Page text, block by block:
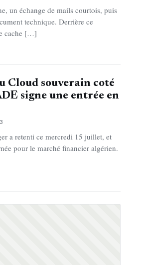
un échange de mails courtois, puis
technique. Derrière ce
cache […]
Cloud souverain coté
signe une entrée en
a retenti ce mercredi 15 juillet, et
pour le marché financier algérien.